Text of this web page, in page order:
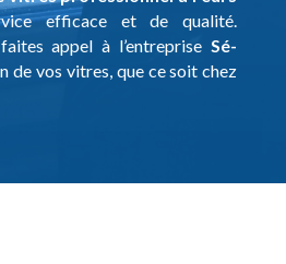
efficace et de qualité.
appel à l’entreprise Sé-
de vos vitres, que ce soit chez